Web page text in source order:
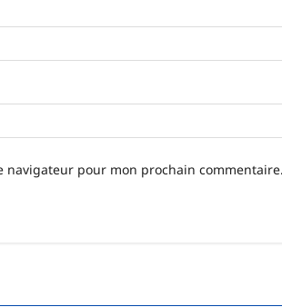
pour mon prochain commentaire.